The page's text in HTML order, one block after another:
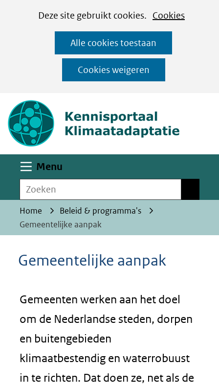
CookiesDeze site gebruikt cookies. Cookies
op
deze
website
worden
toegestaan
geweigerd.
Alle cookies toestaan
Cookies weigeren
Ga
naar
de
inhoud
Menu
Zoeken
Home
Beleid & programma's
Gemeentelijke aanpak
Gemeentelijke aanpak
Gemeenten werken aan het doel
om de Nederlandse steden, dorpen
en buitengebieden
klimaatbestendig en waterrobuust
in te richten. Dat doen ze, net als de